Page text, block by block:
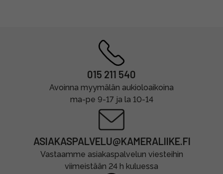
015 211 540
Avoinna myymälän aukioloaikoina
ma-pe 9-17 ja la 10-14
ASIAKASPALVELU@KAMERALIIKE.FI
Vastaamme asiakaspalvelun viesteihin
viimeistään 24 h kuluessa